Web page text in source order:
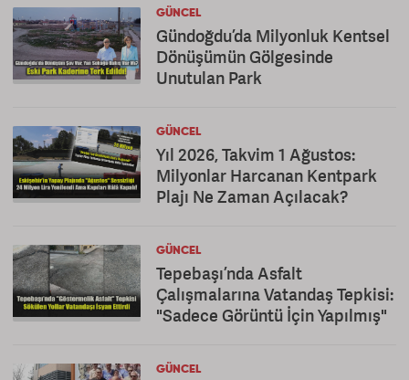
GÜNCEL
Gündoğdu’da Milyonluk Kentsel
Dönüşümün Gölgesinde
Unutulan Park
GÜNCEL
Yıl 2026, Takvim 1 Ağustos:
Milyonlar Harcanan Kentpark
Plajı Ne Zaman Açılacak?
GÜNCEL
Tepebaşı’nda Asfalt
Çalışmalarına Vatandaş Tepkisi:
"Sadece Görüntü İçin Yapılmış"
GÜNCEL